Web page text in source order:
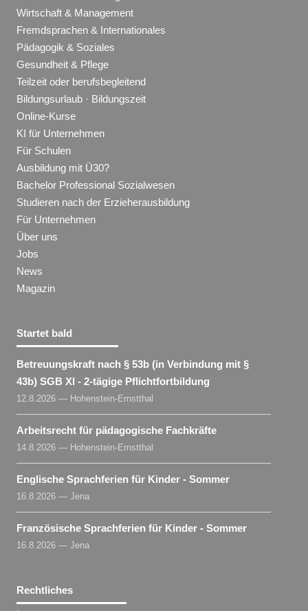
Wirtschaft & Management
Fremdsprachen & Internationales
Pädagogik & Soziales
Gesundheit & Pflege
Teilzeit oder berufsbegleitend
Bildungsurlaub · Bildungszeit
Online-Kurse
KI für Unternehmen
Für Schulen
Ausbildung mit Ü30?
Bachelor Professional Sozialwesen
Studieren nach der Erzieherausbildung
Für Unternehmen
Über uns
Jobs
News
Magazin
Startet bald
Betreuungskraft nach § 53b (in Verbindung mit §
43b) SGB XI - 2-tägige Pflichtfortbildung
12.8.2026 — Hohenstein-Ernstthal
Arbeitsrecht für pädagogische Fachkräfte
14.8.2026 — Hohenstein-Ernstthal
Englische Sprachferien für Kinder - Sommer
16.8.2026 — Jena
Französische Sprachferien für Kinder - Sommer
16.8.2026 — Jena
Rechtliches